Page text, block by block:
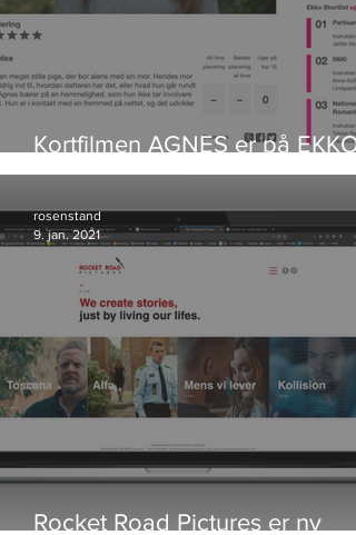
Kortfilmen AGNES er på EKKO
Shortlist
Rocket Road Pictures er ny
rosenstand
9. jan. 2021